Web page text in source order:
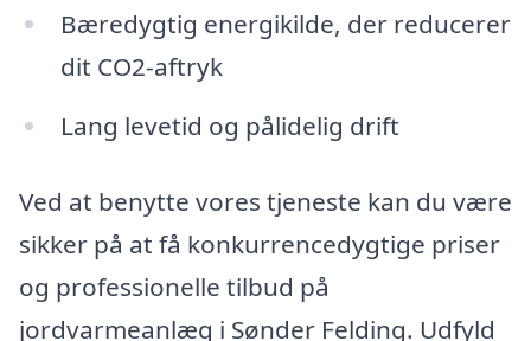
Bæredygtig energikilde, der reducerer
dit CO2-aftryk
Lang levetid og pålidelig drift
Ved at benytte vores tjeneste kan du være
sikker på at få konkurrencedygtige priser
og professionelle tilbud på
jordvarmeanlæg i Sønder Felding. Udfyld